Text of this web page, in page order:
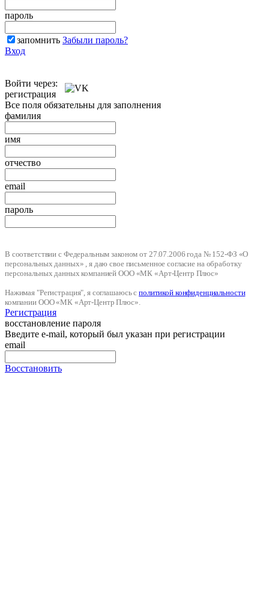
пароль
запомнить Забыли пароль?
Вход
Войти через:
регистрация
Все поля обязательны для заполнения
фамилия
имя
отчество
email
пароль
В соответствии с Федеральным законом от 27.07.2006 года № 152-ФЗ «О
персональных данных» , я даю свое письменное согласие на обработку
персональных данных компанией ООО «МК «Арт-Центр Плюс»
Нажимая "Регистрация", я соглашаюсь сполитикой конфиденциальности
компании ООО «МК «Арт-Центр Плюс».
Регистрация
восстановление пароля
Введите e-mail, который был указан при регистрации
email
Восстановить